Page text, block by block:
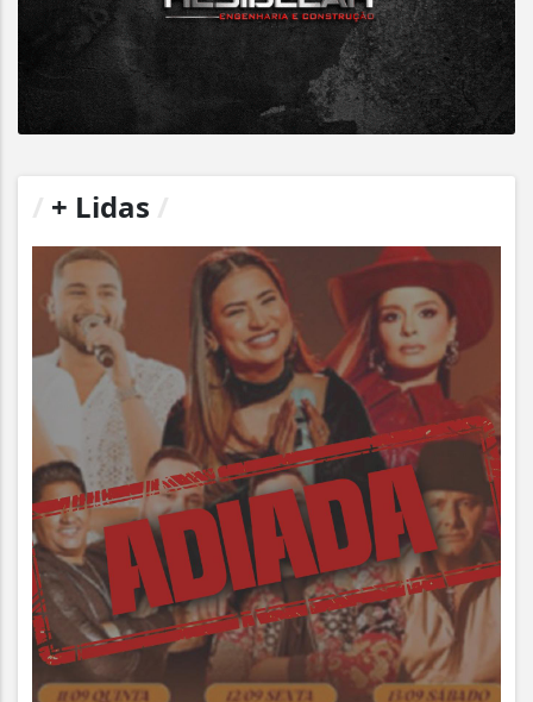
+ Lidas